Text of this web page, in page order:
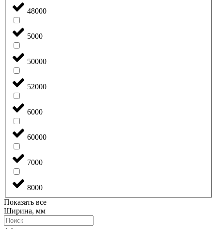
48000
5000
50000
52000
6000
60000
7000
8000
Показать все
Ширина, мм